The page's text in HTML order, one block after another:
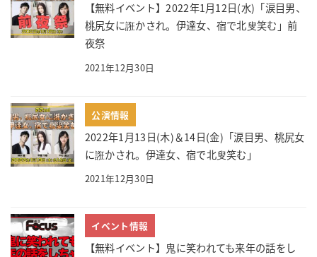
【無料イベント】2022年1月12日(水)「涙目男、
桃尻女に誑かされ。伊達女、宿で北叟笑む」前
夜祭
2021年12月30日
公演情報
2022年1月13日(木)＆14日(金)「涙目男、桃尻女
に誑かされ。伊達女、宿で北叟笑む」
2021年12月30日
イベント情報
【無料イベント】鬼に笑われても来年の話をし